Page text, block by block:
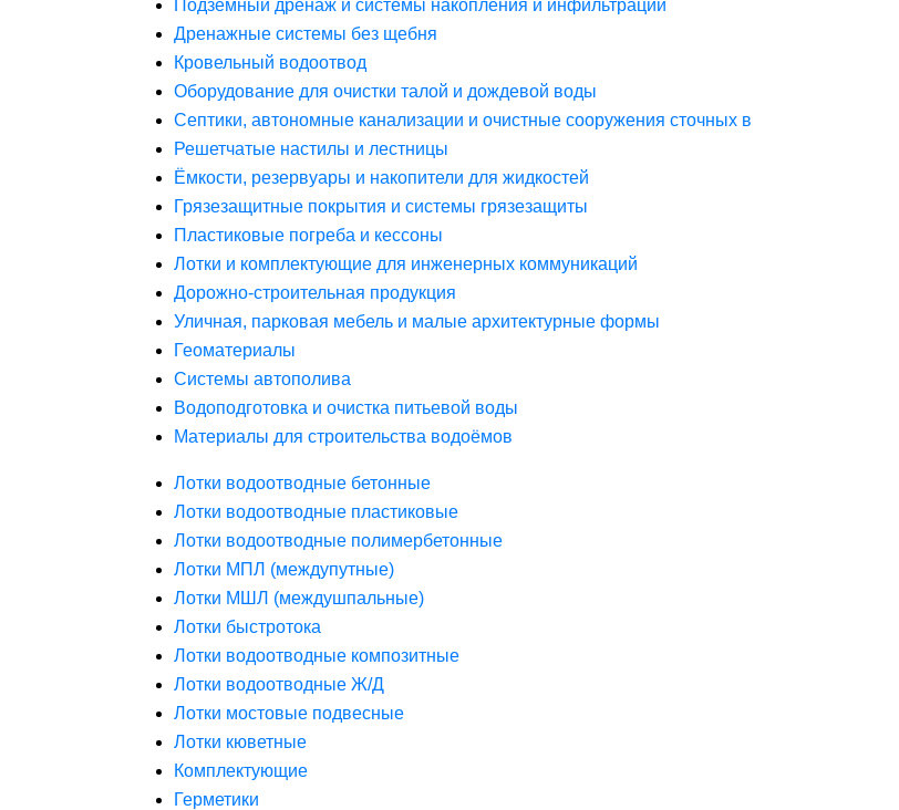
Подземный дренаж и системы накопления и инфильтрации
Дренажные системы без щебня
Кровельный водоотвод
Оборудование для очистки талой и дождевой воды
Септики, автономные канализации и очистные сооружения сточных в
Решетчатые настилы и лестницы
Ёмкости, резервуары и накопители для жидкостей
Грязезащитные покрытия и системы грязезащиты
Пластиковые погреба и кессоны
Лотки и комплектующие для инженерных коммуникаций
Дорожно-строительная продукция
Уличная, парковая мебель и малые архитектурные формы
Геоматериалы
Системы автополива
Водоподготовка и очистка питьевой воды
Материалы для строительства водоёмов
Лотки водоотводные бетонные
Лотки водоотводные пластиковые
Лотки водоотводные полимербетонные
Лотки МПЛ (междупутные)
Лотки МШЛ (междушпальные)
Лотки быстротока
Лотки водоотводные композитные
Лотки водоотводные Ж/Д
Лотки мостовые подвесные
Лотки кюветные
Комплектующие
Герметики